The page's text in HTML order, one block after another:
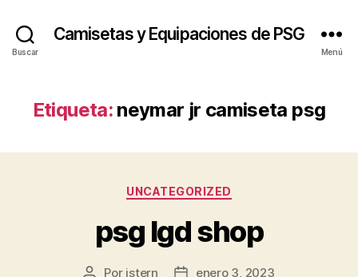
Buscar
Camisetas y Equipaciones de PSG
Menú
Etiqueta: neymar jr camiseta psg
Categorías
UNCATEGORIZED
psg lgd shop
Autor
Por istern
Fechaenero 3, 2023